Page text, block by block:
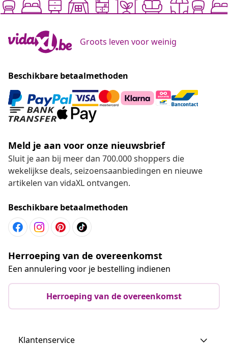
Groots leven voor weinig
Beschikbare betaalmethoden
Meld je aan voor onze nieuwsbrief
Sluit je aan bij meer dan 700.000 shoppers die
wekelijkse deals, seizoensaanbiedingen en nieuwe
artikelen van vidaXL ontvangen.
Beschikbare betaalmethoden
Herroeping van de overeenkomst
Een annulering voor je bestelling indienen
Herroeping van de overeenkomst
Klantenservice